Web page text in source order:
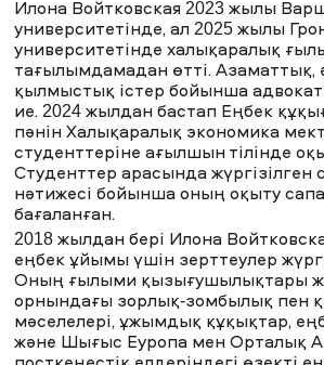
Илона Войтковская 2023 жылы
университетінде, ал 2025 жылы
университетінде халықаралық
тағылымдамадан өтті. Азаматтық,
қылмыстық істер бойынша
ие. 2024 жылдан бастап Еңбек
пәнін Халықаралық экономика
студенттеріне ағылшын тілінде
Студенттер арасында жүргізілген
нәтижесі бойынша оның оқыту
бағаланған.
2018 жылдан бері Илона
еңбек ұйымы үшін зерттеулер
Оның ғылыми қызығушылықтары
орнындағы зорлық-зомбылық пен
мәселелері, ұжымдық құқықтар,
және Шығыс Еуропа мен Орталық